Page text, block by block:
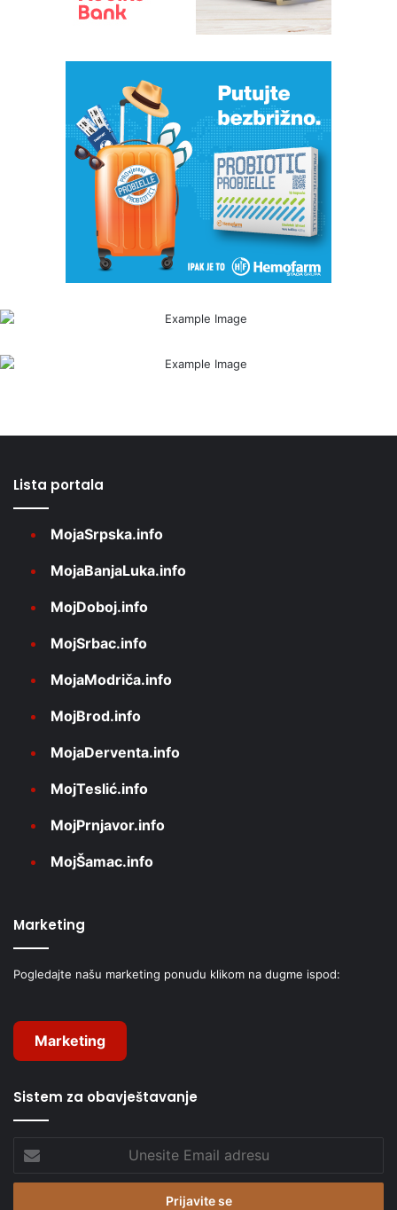
Lista portala
MojaSrpska.info
MojaBanjaLuka.info
MojDoboj.info
MojSrbac.info
MojaModriča.info
MojBrod.info
MojaDerventa.info
MojTeslić.info
MojPrnjavor.info
MojŠamac.info
Marketing
Pogledajte našu marketing ponudu klikom na dugme ispod:
Marketing
Sistem za obavještavanje
Email
adresu